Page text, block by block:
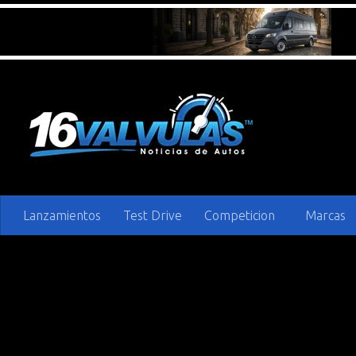
Lanzamientos Test Drive Competicion Marcas